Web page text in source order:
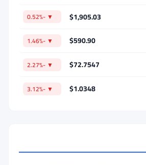
$1,905.03
▼ -0.52%
$590.90
▼ -1.46%
$72.7547
▼ -2.27%
$1.0348
▼ -3.12%